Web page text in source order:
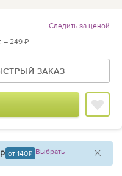
Следить за ценой
– 249 ₽
ЗАКАЗ
от 140 Выбрать